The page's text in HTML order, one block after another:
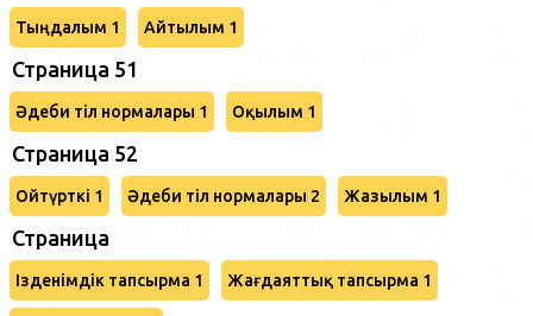
Тыңдалым 1 Айтылым 1
Страница 51
Әдеби тіл нормалары 1 Оқылым 1
Страница 52
Ойтүрткі 1 Әдеби тіл нормалары 2 Жазылым 1
Страница
Ізденімдік тапсырма 1 Жағдаяттық тапсырма 1